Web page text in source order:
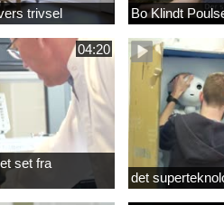
trivsel Bo Klindt
04:20
set fra
det